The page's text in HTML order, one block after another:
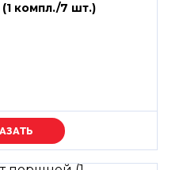
компл./7 шт.)
цену